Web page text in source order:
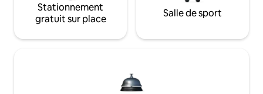
Stationnement
gratuit sur place
Salle de sport